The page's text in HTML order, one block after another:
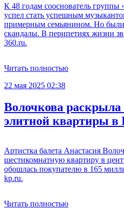
К 48 годам сооснователь
успел стать успешным
примерным семьянином. Но
скандалы. В перипетиях жизни
360.ru.
Читать полностью
22 мая 2025 02:38
Волочкова
элитной квартиры в
Артистка балета Анастасия
шестикомнатную квартиру в
обошлась покупателю в 165
kp.ru.
Читать полностью